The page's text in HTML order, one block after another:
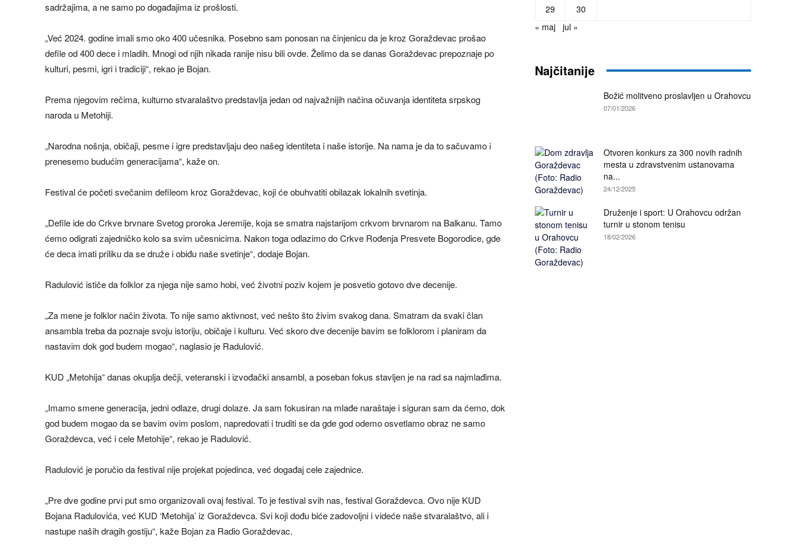
sadržajima, a ne samo po događajima iz prošlosti.
„Već 2024. godine imali smo oko 400 učesnika. Posebno sam ponosan na činjenicu da je kroz Goraždevac prošao
defile od 400 dece i mladih. Mnogi od njih nikada ranije nisu bili ovde. Želimo da se danas Goraždevac prepoznaje po
kulturi, pesmi, igri i tradiciji“, rekao je Bojan.
Prema njegovim rečima, kulturno stvaralaštvo predstavlja jedan od najvažnijih načina očuvanja identiteta srpskog
naroda u Metohiji.
„Narodna nošnja, običaji, pesme i igre predstavljaju deo našeg identiteta i naše istorije. Na nama je da to sačuvamo i
prenesemo budućim generacijama“, kaže on.
Festival će početi svečanim defileom kroz Goraždevac, koji će obuhvatiti obilazak lokalnih svetinja.
„Defile ide do Crkve brvnare Svetog proroka Jeremije, koja se smatra najstarijom crkvom brvnarom na Balkanu. Tamo
ćemo odigrati zajedničko kolo sa svim učesnicima. Nakon toga odlazimo do Crkve Rođenja Presvete Bogorodice, gde
će deca imati priliku da se druže i obiđu naše svetinje“, dodaje Bojan.
Radulović ističe da folklor za njega nije samo hobi, već životni poziv kojem je posvetio gotovo dve decenije.
„Za mene je folklor način života. To nije samo aktivnost, već nešto što živim svakog dana. Smatram da svaki član
ansambla treba da poznaje svoju istoriju, običaje i kulturu. Već skoro dve decenije bavim se folklorom i planiram da
nastavim dok god budem mogao“, naglasio je Radulović.
KUD „Metohija“ danas okuplja dečji, veteranski i izvođački ansambl, a poseban fokus stavljen je na rad sa najmlađima.
„Imamo smene generacija, jedni odlaze, drugi dolaze. Ja sam fokusiran na mlađe naraštaje i siguran sam da ćemo, dok
god budem mogao da se bavim ovim poslom, napredovati i truditi se da gde god odemo osvetlamo obraz ne samo
Goraždevca, već i cele Metohije“, rekao je Radulović.
Radulović je poručio da festival nije projekat pojedinca, već događaj cele zajednice.
„Pre dve godine prvi put smo organizovali ovaj festival. To je festival svih nas, festival Goraždevca. Ovo nije KUD
Bojana Radulovića, već KUD ‘Metohija’ iz Goraždevca. Svi koji dođu biće zadovoljni i videće naše stvaralaštvo, ali i
nastupe naših dragih gostiju“, kaže Bojan za Radio Goraždevac.
29
30
« maj
jul »
Najčitanije
Božić molitveno proslavljen u Orahovcu
07/01/2026
Otvoren konkurs za 300 novih radnih
mesta u zdravstvenim ustanovama
na...
24/12/2025
Druženje i sport: U Orahovcu održan
turnir u stonom tenisu
18/02/2026